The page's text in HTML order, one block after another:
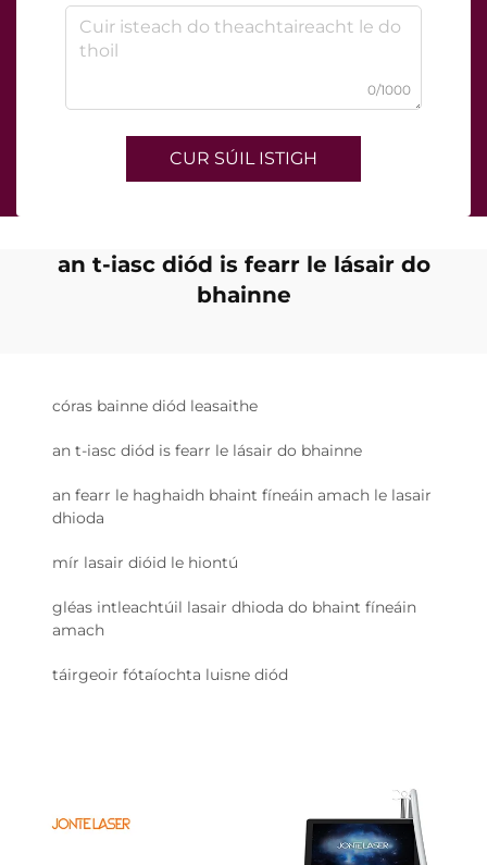
0/1000
CUR SÚIL ISTIGH
an t-iasc diód is fearr le lásair do
bhainne
córas bainne diód leasaithe
an t-iasc diód is fearr le lásair do bhainne
an fearr le haghaidh bhaint fíneáin amach le lasair
dhioda
mír lasair dióid le hiontú
gléas intleachtúil lasair dhioda do bhaint fíneáin
amach
táirgeoir fótaíochta luisne diód